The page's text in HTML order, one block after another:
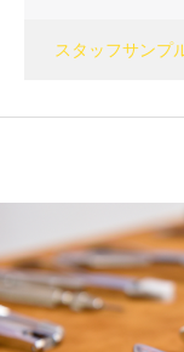
スタッフサンプ